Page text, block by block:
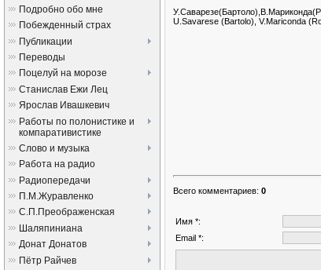
Подробно обо мне
Побежденный страх
Публикации
Переводы
Поцелуй на морозе
Станислав Ежи Лец
Ярослав Ивашкевич
Работы по полонистике и
компаративистике
Слово и музыка
Работа на радио
Радиопередачи
П.М.Журавленко
С.П.Преображенская
Шаляпиниана
Донат Донатов
Пётр Райчев
U.Savarese (Bartolo), V.Mariconda
Всего комментариев: 0
Имя *:
Email *: